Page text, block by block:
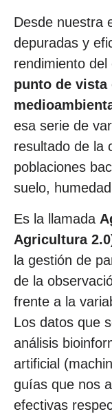
Desde nuestra
depuradas y
rendimiento del
punto de vista
esa serie de
resultado de la
poblaciones
suelo,
Es la llamada
Agricultura
la gestión de
de la
frente a la
Los datos que
análisis
artificial
guías que nos
efectivas